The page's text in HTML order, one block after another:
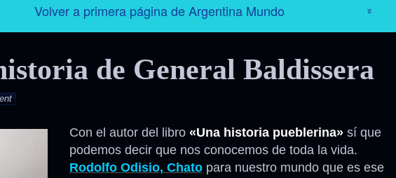
Volver a primera página de Argentina Mundo
Tango
Historia
de General Baldissera
Con el autor del libro «Una historia pueblerina»sí que
podemos decir que nos conocemos de toda la vida.
Rodolfo Odisio, Chatopara nuestro mundo que es ese